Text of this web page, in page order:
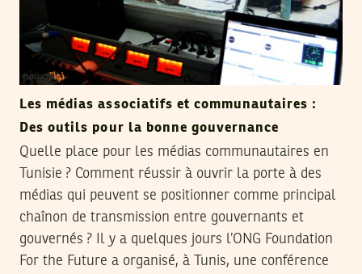
Les médias associatifs et communautaires :
Des outils pour la bonne gouvernance
Quelle place pour les médias communautaires en
Tunisie ? Comment réussir à ouvrir la porte à des
médias qui peuvent se positionner comme principal
chaînon de transmission entre gouvernants et
gouvernés ? Il y a quelques jours l’ONG Foundation
For the Future a organisé, à Tunis, une conférence